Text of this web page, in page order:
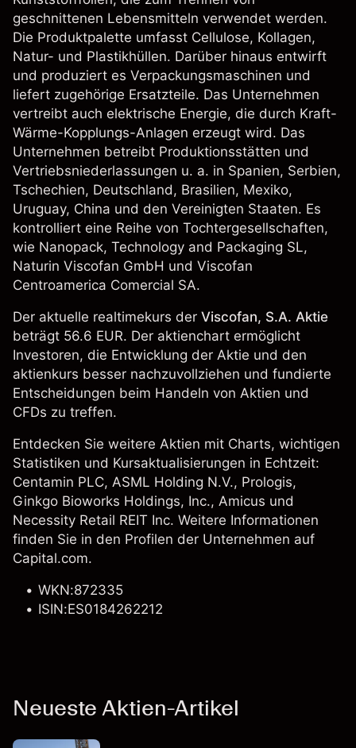
geschnittenen Lebensmitteln verwendet werden.
Die Produktpalette umfasst Cellulose, Kollagen,
Natur- und Plastikhüllen. Darüber hinaus entwirft
und produziert es Verpackungsmaschinen und
liefert zugehörige Ersatzteile. Das Unternehmen
vertreibt auch elektrische Energie, die durch Kraft-
Wärme-Kopplungs-Anlagen erzeugt wird. Das
Unternehmen betreibt Produktionsstätten und
Vertriebsniederlassungen u. a. in Spanien, Serbien,
Tschechien, Deutschland, Brasilien, Mexiko,
Uruguay, China und den Vereinigten Staaten. Es
kontrolliert eine Reihe von Tochtergesellschaften,
wie Nanopack, Technology and Packaging SL,
Naturin Viscofan GmbH und Viscofan
Centroamerica Comercial SA.
Der aktuelle realtimekurs der Viscofan, S.A. Aktie
beträgt 56.6 EUR. Der aktienchart ermöglicht
Investoren, die Entwicklung der Aktie und den
aktienkurs besser nachzuvollziehen und fundierte
Entscheidungen beim Handeln von Aktien und
CFDs zu treffen.
Entdecken Sie weitere Aktien mit Charts, wichtigen
Statistiken und Kursaktualisierungen in Echtzeit:
Centamin PLC, ASML Holding N.V., Prologis,
Ginkgo Bioworks Holdings, Inc., Amicus und
Necessity Retail REIT Inc. Weitere Informationen
finden Sie in den Profilen der Unternehmen auf
Capital.com.
WKN:872335
ISIN:ES0184262212
Neueste Aktien-Artikel